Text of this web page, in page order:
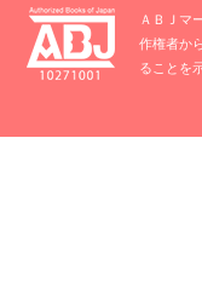
ＡＢＪマ
作権者か
ることを